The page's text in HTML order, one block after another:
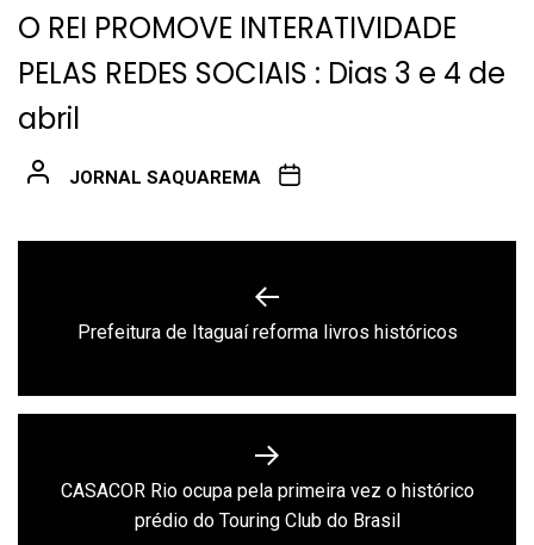
O REI PROMOVE INTERATIVIDADE
PELAS REDES SOCIAIS : Dias 3 e 4 de
abril
JORNAL SAQUAREMA
Previous
Prefeitura de Itaguaí reforma livros históricos
Next
post:
CASACOR Rio ocupa pela primeira vez o histórico
prédio do Touring Club do Brasil